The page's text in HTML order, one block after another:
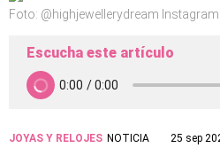
Foto: @highjewellerydream Instagram
Escucha este artículo
JOYAS Y RELOJES NOTICIA
25 sep